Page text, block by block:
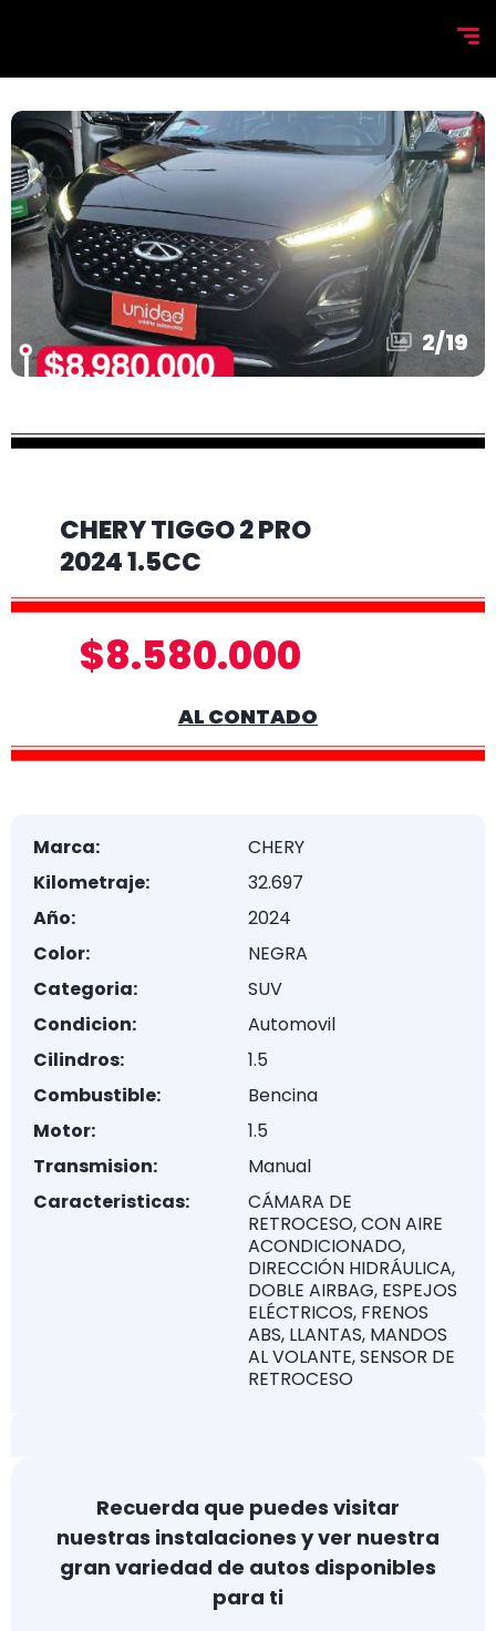
2/19
CHERY TIGGO 2 PRO
2024 1.5CC
$8.580.000
AL CONTADO
Marca:
CHERY
Kilometraje:
32.697
Año:
2024
Color:
NEGRA
Categoria:
SUV
Condicion:
Automovil
Cilindros:
1.5
Combustible:
Bencina
Motor:
1.5
Transmision:
Manual
Caracteristicas:
CÁMARA DE
RETROCESO, CON AIRE
ACONDICIONADO,
DIRECCIÓN HIDRÁULICA,
DOBLE AIRBAG, ESPEJOS
ELÉCTRICOS, FRENOS
ABS, LLANTAS, MANDOS
AL VOLANTE, SENSOR DE
RETROCESO
Recuerda que puedes visitar
nuestras instalaciones y ver nuestra
gran variedad de autos disponibles
para ti